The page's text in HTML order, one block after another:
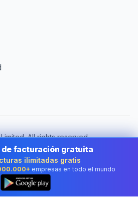
All rights reserved.
de empresas en Spain
Spain
facturación gratuita
ilimitadas gratis
empresas en todo el mundo